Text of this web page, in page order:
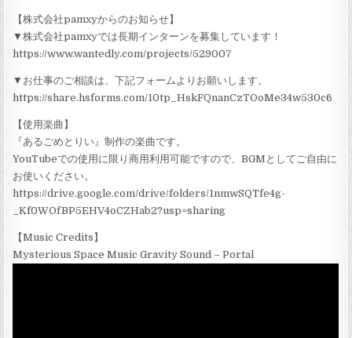
【株式会社pamxyからのお知らせ】
▼株式会社pamxyでは長期インターンを募集しています！
https://www.wantedly.com/projects/529007
▼お仕事のご相談は、下記フォームよりお願いします。
https://share.hsforms.com/10tp_HskFQnanCzTOoMe34w530c6
【使用楽曲】
『あるごめとりい』制作の楽曲です。
YouTubeでの使用に限り商用利用可能ですので、BGMとしてご自由に
お使いください。
https://drive.google.com/drive/folders/1nmwSQTfe4g-
_Kf0WOfBP5EHV4oCZHab2?usp=sharing
【Music Credits】
Mysterious Space Music Gravity Sound – Portal